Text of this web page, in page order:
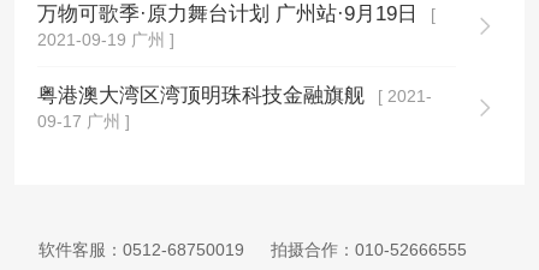
万物可歌季·原力舞台计划 广州站·9月19日
[
2021-09-19 广州 ]
粤港澳大湾区湾顶明珠科技金融旗舰
[ 2021-
09-17 广州 ]
软件客服： 0512-68750019 拍摄合作： 010-52666555